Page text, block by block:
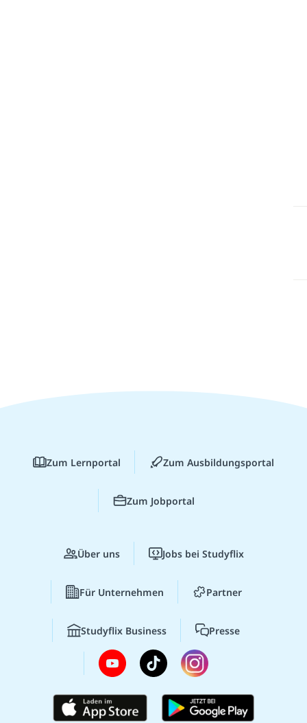
Zum Lernportal Zum Ausbildungsportal
Zum Jobportal
Über uns Jobs bei Studyflix
Für Unternehmen Partner
Studyflix Business Presse